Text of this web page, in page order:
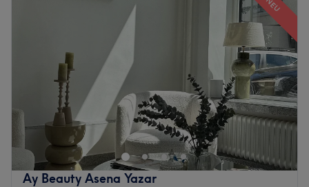
NEU
Ay Beauty Asena Yazar